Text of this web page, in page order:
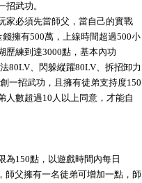
招武功。
家必須先當師父，當自己的實戰
錢擁有500萬，上線時間超過500小
歷練到達3000點，基本內功
80LV、閃躲縱躍80LV、拆招卸力
一招武功，且擁有徒弟支持度150
人數超過10人以上同意，才能自
為150點，以遊戲時間內每日
師父擁有一名徒弟可增加一點，師